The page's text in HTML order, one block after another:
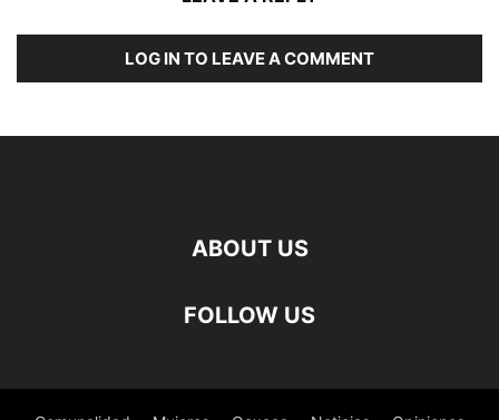
LOG IN TO LEAVE A COMMENT
ABOUT US
FOLLOW US